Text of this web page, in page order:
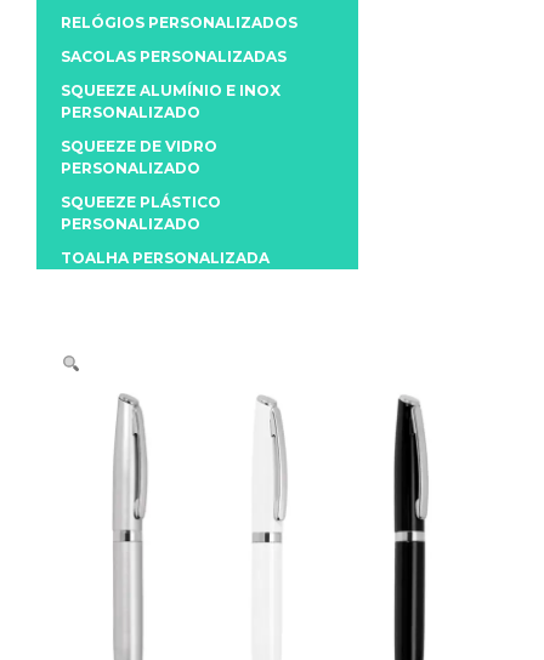
RELÓGIOS PERSONALIZADOS
SACOLAS PERSONALIZADAS
SQUEEZE ALUMÍNIO E INOX
PERSONALIZADO
SQUEEZE DE VIDRO
PERSONALIZADO
SQUEEZE PLÁSTICO
PERSONALIZADO
TOALHA PERSONALIZADA